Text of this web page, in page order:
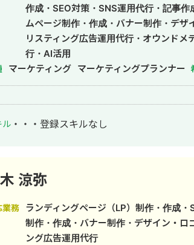
作成・SEO対策・SNS運用代行・記事作
ムページ制作・作成・バナー制作・デザ
リスティング広告運用代行・オウンドメ
行・AI活用
マーケティング マーケティングプランナー
ル ・・・ 登録スキルなし
涼弥
業務
ランディングページ（LP）制作・作成
制作・作成・バナー制作・デザイン・ロ
ング広告運用代行